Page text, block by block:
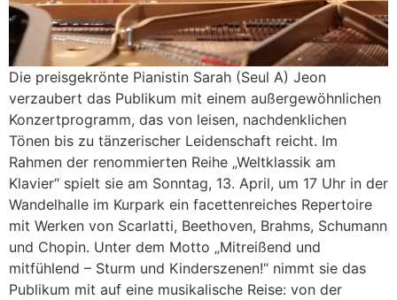
Die preisgekrönte Pianistin Sarah (Seul A) Jeon
verzaubert das Publikum mit einem außergewöhnlichen
Konzertprogramm, das von leisen, nachdenklichen
Tönen bis zu tänzerischer Leidenschaft reicht. Im
Rahmen der renommierten Reihe „Weltklassik am
Klavier“ spielt sie am Sonntag, 13. April, um 17 Uhr in der
Wandelhalle im Kurpark ein facettenreiches Repertoire
mit Werken von Scarlatti, Beethoven, Brahms, Schumann
und Chopin. Unter dem Motto „Mitreißend und
mitfühlend – Sturm und Kinderszenen!“ nimmt sie das
Publikum mit auf eine musikalische Reise: von der